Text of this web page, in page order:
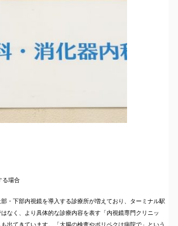
る場合
・下部内視鏡を導入する診療所が増えており、ターミナル駅
なく、より具体的な診療内容を表す「内視鏡専門クリニッ